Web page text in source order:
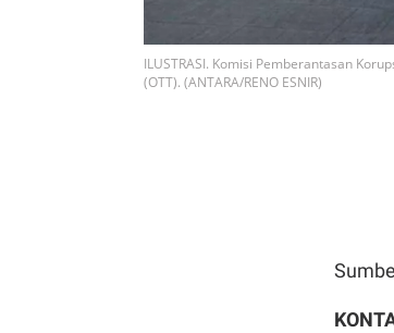
ILUSTRASI. Komisi Pemberantasan
(OTT). (ANTARA/RENO ESNIR)